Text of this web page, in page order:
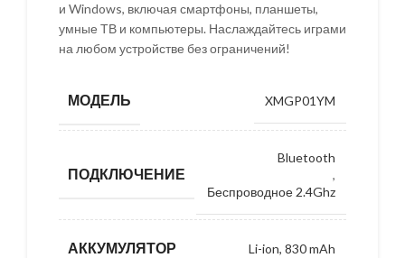
и Windows, включая смартфоны, планшеты,
умные ТВ и компьютеры. Наслаждайтесь играми
на любом устройстве без ограничений!
МОДЕЛЬ XMGP01YM
ПОДКЛЮЧЕНИЕ
Bluetooth
,
Беспроводное 2.4Ghz
АККУМУЛЯТОР Li-ion, 830 mAh